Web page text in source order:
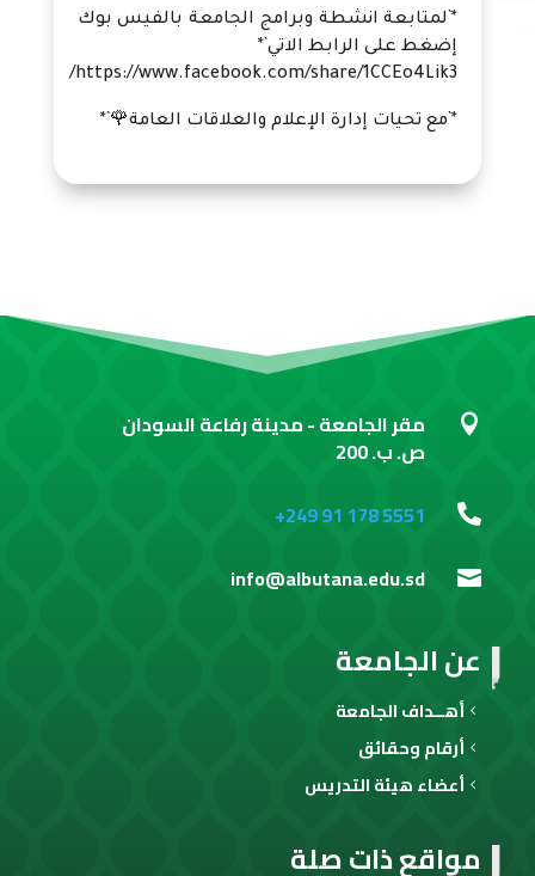
*`لمتابعة انشطة وبرامج الجامعة بالفيس بوك
إضغط على الرابط الاتي`*
https://www.facebook.com/share/1CCEo4Lik3/
*`مع تحيات إدارة الإعلام والعلاقات العامة🌹`*
مواقع ذات صلة
عن الجامعة
أهــداف الجامعة
أرقام وحقائق
أعضاء هيئة التدريس
 مقر الجامعة - مدينة رفاعة السودان
ص. ب. 200

+249 91 178 5551

info@albutana.edu.sd